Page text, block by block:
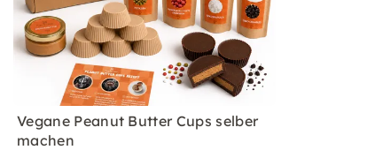
Vegane Peanut Butter Cups selber
machen